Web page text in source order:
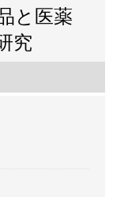
と医薬
究